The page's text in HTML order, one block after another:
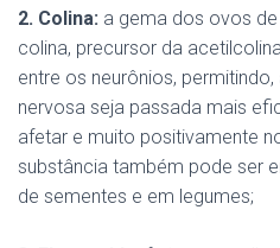
2. Colina: a gema dos ovos de
colina, precursor da
entre os neurônios,
nervosa seja passada mais
afetar e muito positivamente
substância também pode ser
de sementes e em legumes;